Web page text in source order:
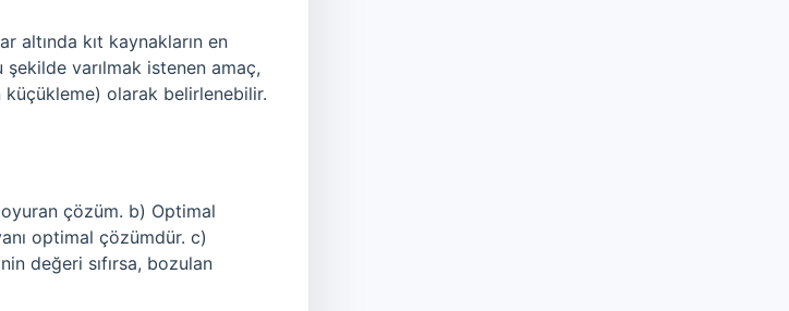
altında kıt kaynakların en
varılmak istenen amaç,
olarak belirlenebilir.
çözüm. b) Optimal
optimal çözümdür. c)
değeri sıfırsa, bozulan